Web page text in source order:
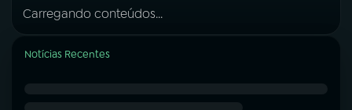
Carregando conteúdos...
Notícias Recentes